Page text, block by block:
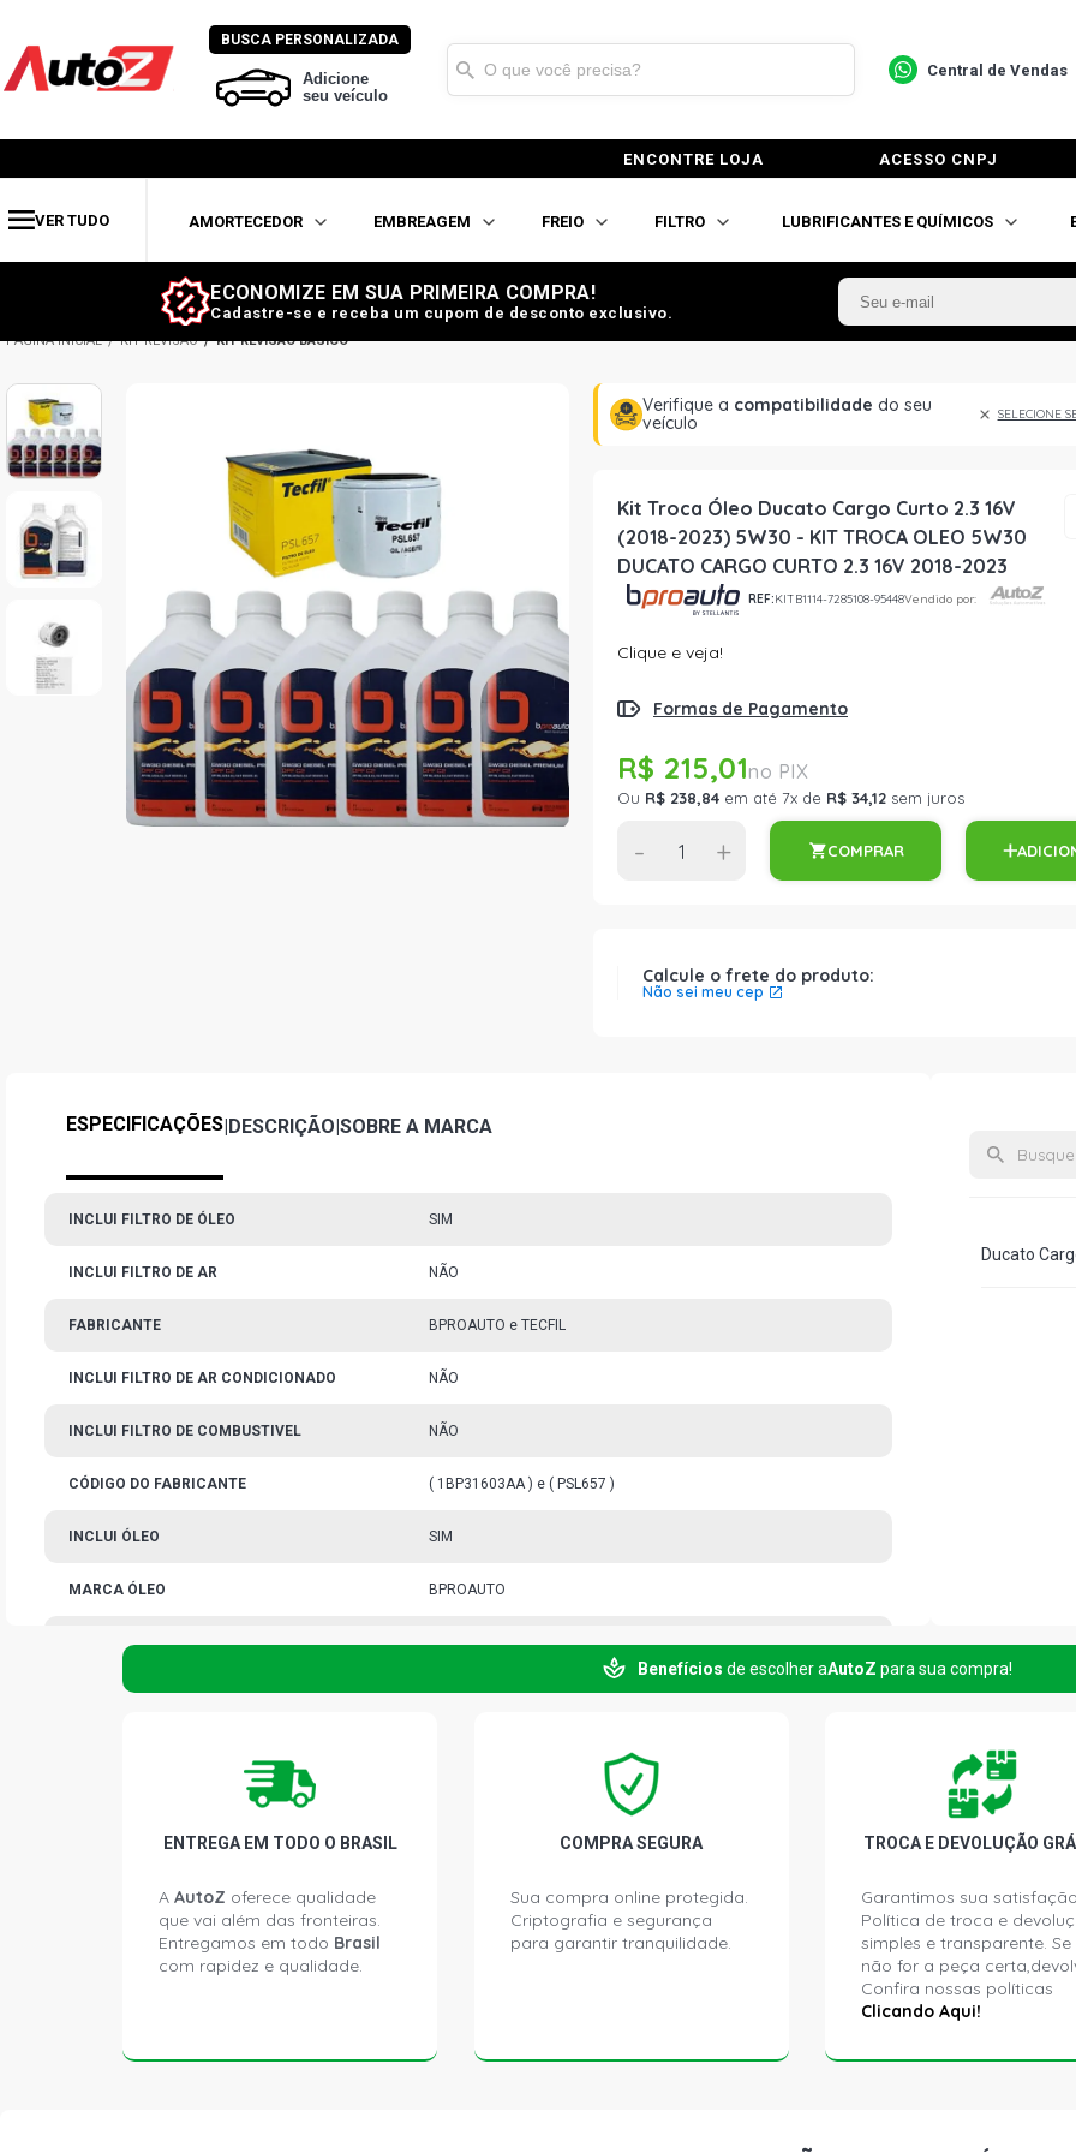
BUSCA PERSONALIZADA
Adicione
seu veículo
Central de Vendas
ENCONTRE LOJA ACESSO CNPJ
VER TUDO AMORTECEDOR EMBREAGEM FREIO FILTRO LUBRIFICANTES E QUÍMICOS
ECONOMIZE EM SUA PRIMEIRA COMPRA!
Cadastre-se e receba um cupom de desconto exclusivo.
KIT REVISÃO KIT REVISÃO BÁSICO
Verifique a compatibilidade do seu
veículo
SELECIONE
Kit Troca Óleo Ducato Cargo Curto 2.3 16V
(2018-2023) 5W30 - KIT TROCA OLEO 5W30
DUCATO CARGO CURTO 2.3 16V 2018-2023
REF:KITB1114-7285108-95448Vendido por:
Clique e veja!
Formas de Pagamento
R$ 215,01
Ou R$ 238,84 em até 7x de R$ 34,12 sem juros
- + COMPRAR
Calcule o frete do produto:
Não sei meu cep
ESPECIFICAÇÕES|DESCRIÇÃO|SOBRE A MARCA
INCLUI FILTRO DE ÓLEO SIM
INCLUI FILTRO DE AR NÃO
FABRICANTE BPROAUTO e TECFIL
INCLUI FILTRO DE AR CONDICIONADO NÃO
INCLUI FILTRO DE COMBUSTIVEL NÃO
CÓDIGO DO FABRICANTE ( 1BP31603AA ) e ( PSL657 )
INCLUI ÓLEO SIM
MARCA ÓLEO BPROAUTO
VISCOSIDADE ÓLEO 5W30
MARCA FILTRO DE ÓLEO TECFIL
QTD ÓLEO KIT
Ducato
Benefícios de escolher aAutoZ para sua compra!
ENTREGA EM TODO O BRASIL
A AutoZ oferece qualidade
que vai além das fronteiras.
Entregamos em todo Brasil
com rapidez e qualidade.
COMPRA SEGURA
Sua compra online protegida.
Criptografia e segurança
para garantir tranquilidade.
TROCA E DEVOLUÇÃO
Garantimos sua
Política de troca e
simples e transparente. Se
não for a peça
Confira nossas políticas
Clicando Aqui!